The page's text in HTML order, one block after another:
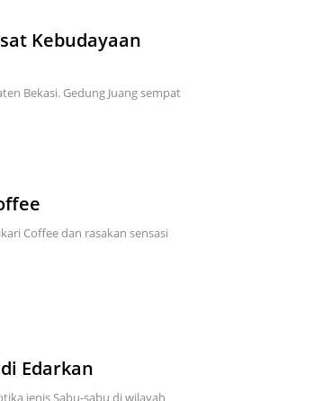
Kebudayaan
Bekasi. Gedung Juang sempat
Coffee dan rasakan sensasi
Edarkan
jenis Sabu-sabu di wilayah